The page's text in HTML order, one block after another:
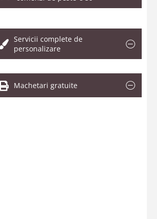
Servicii complete de
personalizare
Machetari gratuite